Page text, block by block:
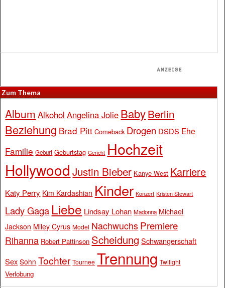
Zum Thema
Album Alkohol Angelina Jolie BabyBerlin
Beziehung Brad Pitt Comeback Drogen DSDS Ehe
Familie Geburt Geburtstag Gericht Hochzeit
Hollywood Justin Bieber Kanye West Karriere
Katy Perry Kim Kardashian Kinder Konzert Kristen Stewart
Lady Gaga Liebe Lindsay Lohan Madonna Michael
Jackson Miley Cyrus Model Nachwuchs Premiere
Rihanna Robert Pattinson Scheidung Schwangerschaft
Sex Sohn Tochter Tournee Trennung Twilight
Verlobung